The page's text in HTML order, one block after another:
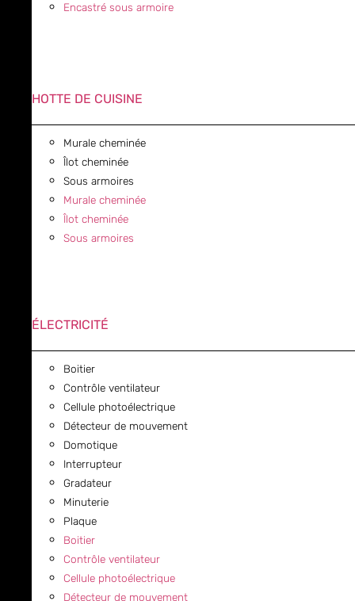
Encastré sous armoire
HOTTE DE CUISINE
Murale cheminée
Îlot cheminée
Sous armoires
Murale cheminée
Îlot cheminée
Sous armoires
ÉLECTRICITÉ
Boitier
Contrôle ventilateur
Cellule photoélectrique
Détecteur de mouvement
Domotique
Interrupteur
Gradateur
Minuterie
Plaque
Boitier
Contrôle ventilateur
Cellule photoélectrique
Détecteur de mouvement